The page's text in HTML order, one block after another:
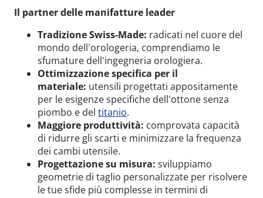
Il partner delle manifatture leader
Tradizione Swiss-Made: radicati nel cuore del
mondo dell'orologeria, comprendiamo le
sfumature dell'ingegneria orologiera.
Ottimizzazione specifica per il
materiale: utensili progettati appositamente
per le esigenze specifiche dell'ottone senza
piombo e del titanio.
Maggiore produttività: comprovata capacità
di ridurre gli scarti e minimizzare la frequenza
dei cambi utensile.
Progettazione su misura: sviluppiamo
geometrie di taglio personalizzate per risolvere
le tue sfide più complesse in termini di